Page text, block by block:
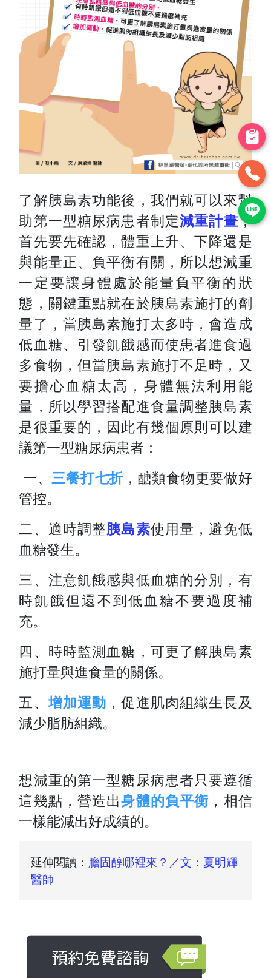
了解胰島素功能後，我們就可以來幫
助第一型糖尿病患者制定減重計畫，
首先要先確認，體重上升、下降還是
與能量正、負平衡有關，所以想減重
一定要讓身體處於能量負平衡的狀
態，關鍵重點就在於胰島素施打的劑
量了，當胰島素施打太多時，會造成
低血糖、引發飢餓感而使患者進食過
多食物，但當胰島素施打不足時，又
要擔心血糖太高，身體無法利用能
量，所以學習搭配進食量調整胰島素
是很重要的，因此有幾個原則可以建
議第一型糖尿病患者：
一、三餐打七折 ，醣類食物更要做好
管控。
二、適時調整胰島素使用量，避免低
血糖發生。
三、注意飢餓感與低血糖的分別，有
時飢餓但還不到低血糖不要過度補
充。
四、時時監測血糖，可更了解胰島素
施打量與進食量的關係。
五、增加運動 ，促進肌肉組織生長及
減少脂肪組織。
想減重的第一型糖尿病患者只要遵循
這幾點，營造出身體的負平衡 ，相信
一樣能減出好成績的。
延伸閱讀： 膽固醇哪裡來？／文：夏明輝
醫師